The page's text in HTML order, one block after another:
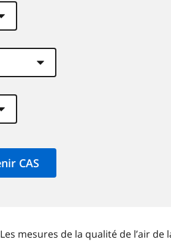
Les mesures de la qualité de l’air